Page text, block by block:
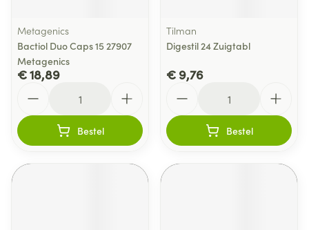
Metagenics
Bactiol Duo Caps 15 27907
Metagenics
€ 18,89
Bestel
Tilman
Digestil 24 Zuigtabl
€ 9,76
Bestel